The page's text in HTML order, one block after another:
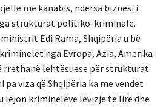
me kanabis, ndërsa biznesi i
strukturat politiko-kriminale.
Edi Rama, Shqipëria u bë
nga Evropa, Azia, Amerika
rrethanë lehtësuese për strukturat
viza që Shqipëria ka me vendet
lejon kriminelëve lëvizje të lirë dhe